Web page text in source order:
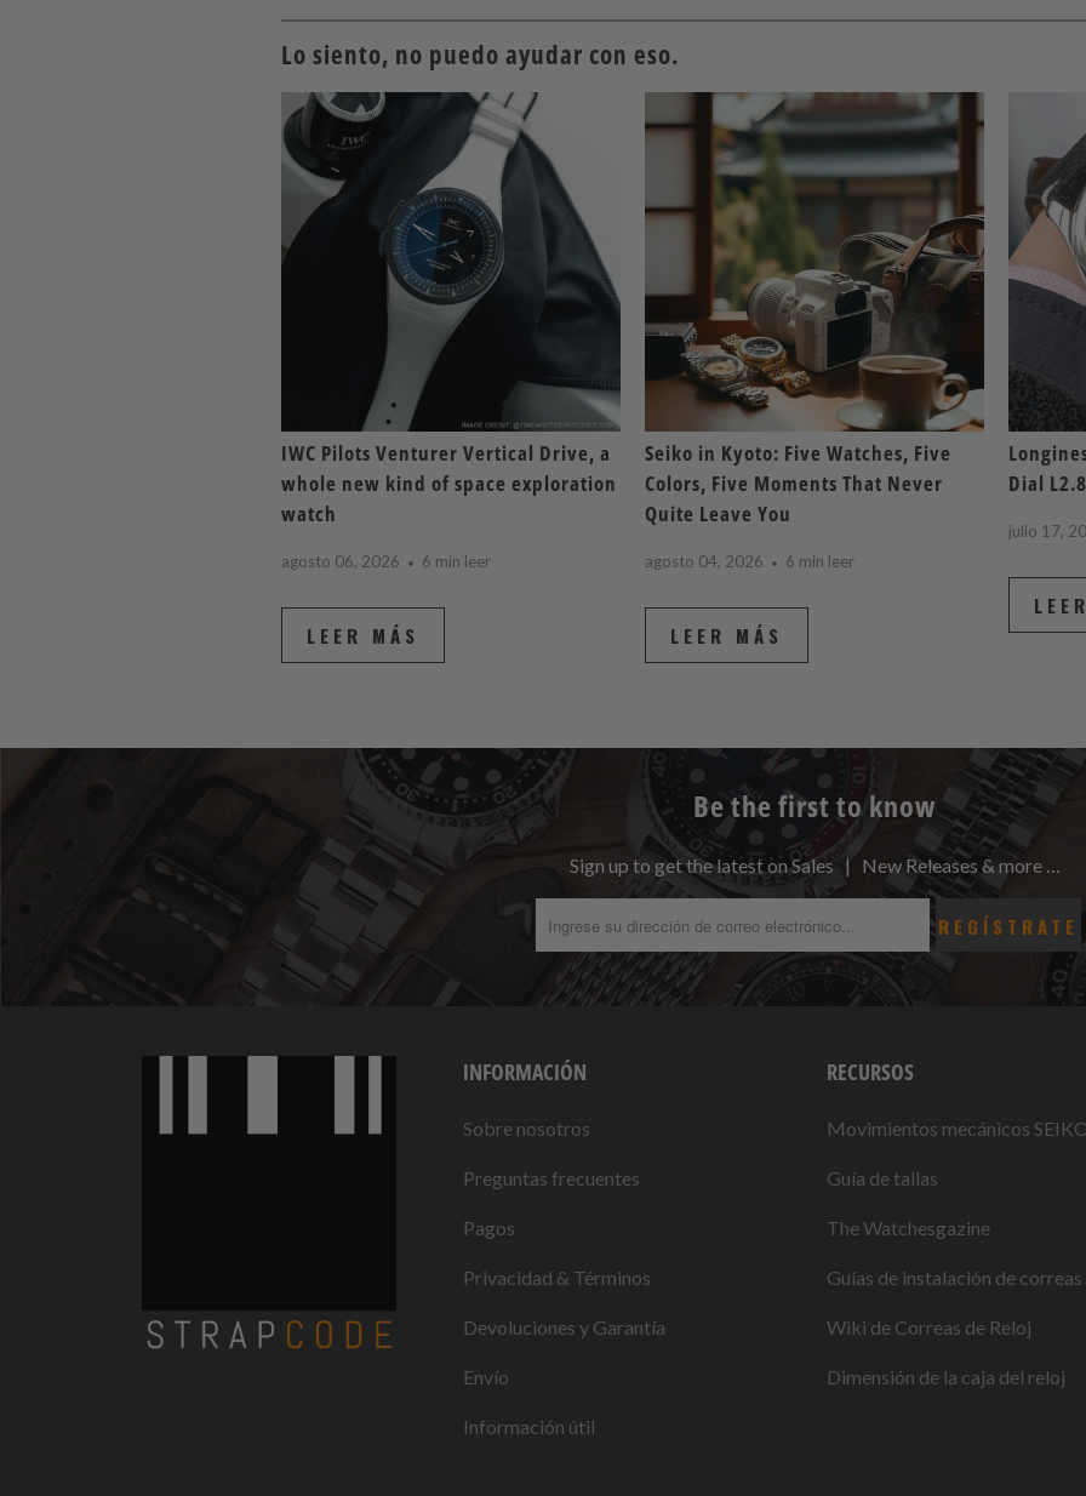
Lo siento, no puedo ayudar con eso.
IWC Pilots Venturer Vertical Drive, a
whole new kind of space exploration
watch
agosto 06, 2026 6 min leer
LEER MÁS
Seiko in Kyoto: Five Watches, Five
Colors, Five Moments That Never
Quite Leave You
agosto 04, 2026 6 min leer
LEER MÁS
Dial
julio 17,
Be the first to know
Sign up to get the latest on Sales | New Releases & more …
INFORMACIÓN
Sobre nosotros
Preguntas frecuentes
Pagos
Privacidad & Términos
Devoluciones y Garantía
Envío
Información útil
RECURSOS
Movimientos mecánicos
Guía de tallas
The Watchesgazine
Guías de instalación de
Wiki de Correas de Reloj
Dimensión de la caja del reloj